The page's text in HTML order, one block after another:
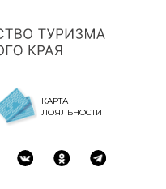
КАРТА
ЛОЯЛЬНОСТИ